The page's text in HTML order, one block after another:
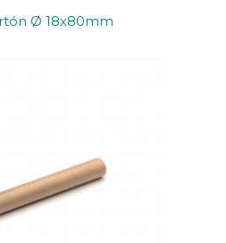
Ø 18x80mm